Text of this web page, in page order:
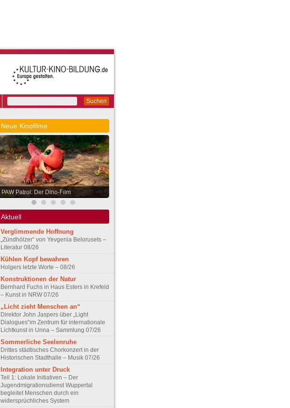
Suchen
Neue Kinofilme
PAW Patrol: Der Dino-Film
Aktuell
Verglimmende Hoffnung
„Zündhölzer“ von Yevgenia Belorusets –
Literatur 08/26
Kühlen Kopf bewahren
Holgers letzte Worte – 08/26
Konstruktionen der Natur
Bernhard Fuchs in Haus Esters in Krefeld
– Kunst in NRW 07/26
„Licht zieht Menschen an“
Direktor John Jaspers über „Light
Dialogues“im Zentrum für internationale
Lichtkunst in Unna – Sammlung 07/26
Sommerliche Seelenruhe
Drittes städtisches Chorkonzert in der
Historischen Stadthalle – Musik 07/26
Integration unter Druck
Teil 1: Lokale Initiativen – Der
Jugendmigrationsdienst Wuppertal
begleitet Menschen durch ein
widersprüchliches System